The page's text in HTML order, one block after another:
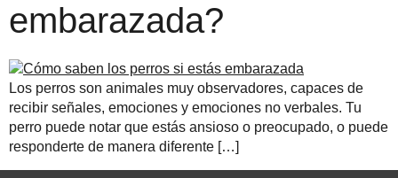
embarazada?
Los perros son animales muy observadores, capaces de
recibir señales, emociones y emociones no verbales. Tu
perro puede notar que estás ansioso o preocupado, o puede
responderte de manera diferente […]